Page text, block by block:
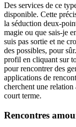
Des services de ce
disponible. Cette
la séduction deux-
magie ou que sais-je
suis pas sortie et ne
des possibles, pour
profil en cliquant sur
pour rencontrer des
applications de
cherchent une
court terme.
Rencontres